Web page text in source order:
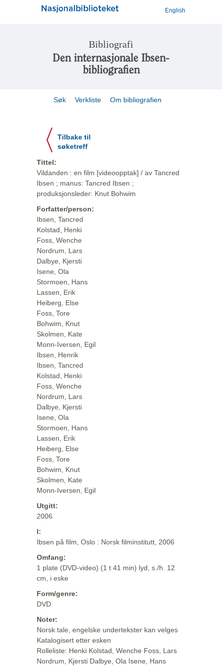
English
Bibliografi
Den internasjonale Ibsen-
bibliografien
Søk Verkliste Om bibliografien
Tilbake til
søketreff
Tittel:
Vildanden : en film [videoopptak] / av Tancred
Ibsen ; manus: Tancred Ibsen ;
produksjonsleder: Knut Bohwim
Forfatter/person:
Ibsen, Tancred
Kolstad, Henki
Foss, Wenche
Nordrum, Lars
Dalbye, Kjersti
Isene, Ola
Stormoen, Hans
Lassen, Erik
Heiberg, Else
Foss, Tore
Bohwim, Knut
Skolmen, Kate
Monn-Iversen, Egil
Ibsen, Henrik
Ibsen, Tancred
Kolstad, Henki
Foss, Wenche
Nordrum, Lars
Dalbye, Kjersti
Isene, Ola
Stormoen, Hans
Lassen, Erik
Heiberg, Else
Foss, Tore
Bohwim, Knut
Skolmen, Kate
Monn-Iversen, Egil
Utgitt:
2006
I:
Ibsen på film, Oslo : Norsk filminstitutt, 2006
Omfang:
1 plate (DVD-video) (1 t 41 min) lyd, s./h. 12
cm, i eske
Form/genre:
DVD
Noter:
Norsk tale, engelske undertekster kan velges
Katalogisert etter esken
Rolleliste: Henki Kolstad, Wenche Foss, Lars
Nordrum, Kjersti Dalbye, Ola Isene, Hans